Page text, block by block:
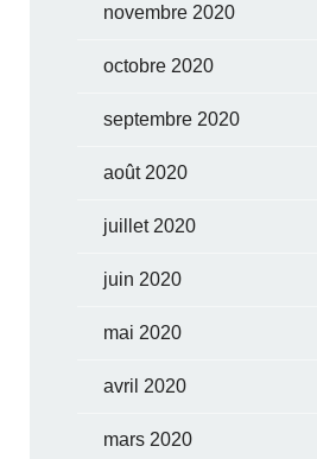
novembre 2020
octobre 2020
septembre 2020
août 2020
juillet 2020
juin 2020
mai 2020
avril 2020
mars 2020